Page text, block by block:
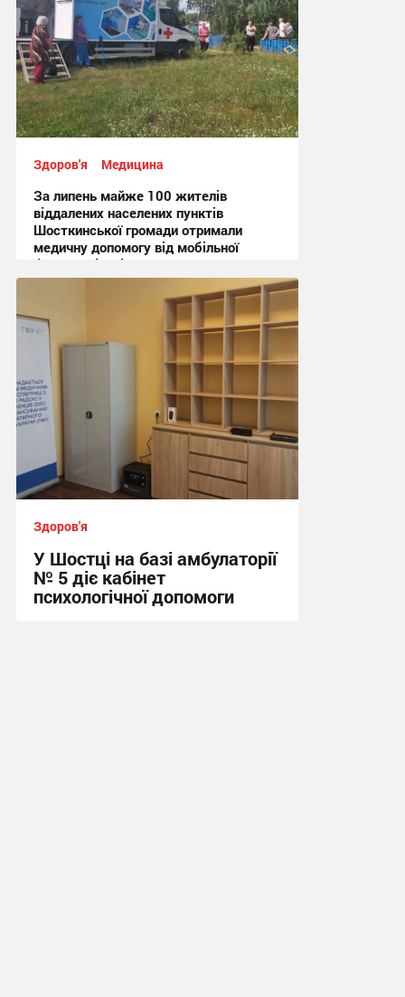
Здоров'я Медицина
За липень майже 100 жителів
віддалених населених пунктів
Шосткинської громади отримали
медичну допомогу від мобільної
бригади лікарів
Здоров'я
У Шостці на базі амбулаторії
№ 5 діє кабінет
психологічної допомоги